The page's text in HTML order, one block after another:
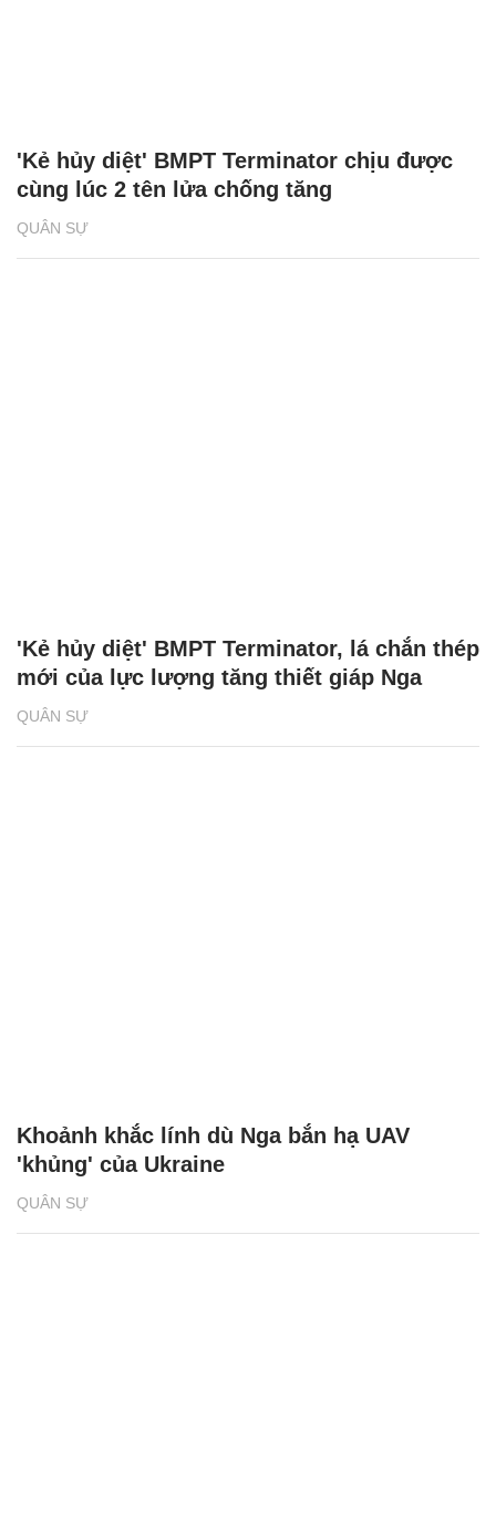
QUÂN SỰ
'Kẻ hủy diệt' BMPT Terminator chịu được
cùng lúc 2 tên lửa chống tăng
QUÂN SỰ
'Kẻ hủy diệt' BMPT Terminator, lá chắn thép
mới của lực lượng tăng thiết giáp Nga
QUÂN SỰ
Khoảnh khắc lính dù Nga bắn hạ UAV
'khủng' của Ukraine